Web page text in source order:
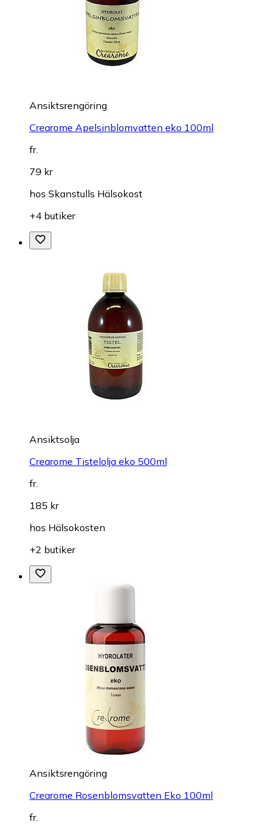
Ansiktsrengöring
Crearome Apelsinblomvatten eko 100ml
fr.
79 kr
hos Skanstulls Hälsokost
+4 butiker
Ansiktsolja
Crearome Tistelolja eko 500ml
fr.
185 kr
hos Hälsokosten
+2 butiker
Ansiktsrengöring
Crearome Rosenblomsvatten Eko 100ml
fr.